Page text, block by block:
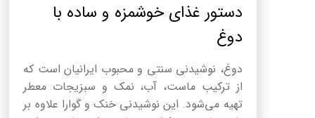
دستور غذای خوشمزه و ساده با
دوغ
دوغ، نوشیدنی سنتی و محبوب ایرانیان است که
از ترکیب ماست، آب، نمک و سبزیجات معطر
تهیه می‌شود. این نوشیدنی خنک و گوارا علاوه بر